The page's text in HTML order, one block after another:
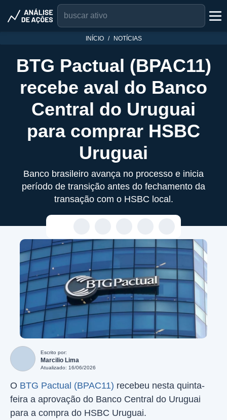
INÍCIO NOTÍCIAS
BTG Pactual (BPAC11)
recebe aval do Banco
Central do Uruguai
para comprar HSBC
Uruguai
Banco brasileiro avança no processo e inicia
período de transição antes do fechamento da
transação com o HSBC local.
Escrito por:
Marcilio Lima
Atualizado: 16/06/2026
O BTG Pactual (BPAC11) recebeu nesta quinta-
feira a aprovação do Banco Central do Uruguai
para a compra do HSBC Uruguai.